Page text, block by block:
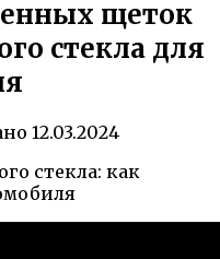
щеток
стекла для
12.03.2024